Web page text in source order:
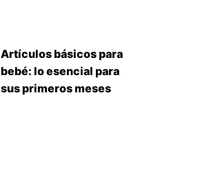
Artículos básicos para
bebé: lo esencial para
sus primeros meses